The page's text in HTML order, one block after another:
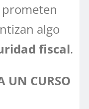
algo
fiscal.
UN CURSO